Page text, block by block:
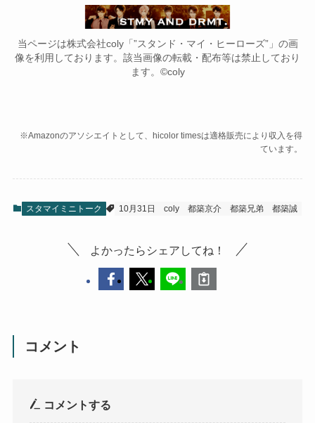
当ページは株式会社coly「”スタンド・マイ・ヒーローズ”」の画
像を利用しております。該当画像の転載・配布等は禁止しており
ます。©coly
※Amazonのアソシエイトとして、hicolor timesは適格販売により収入を得
ています。
スタマイミニトーク 10月31日 coly 都築京介 都築兄弟 都築誠
よかったらシェアしてね！
コメント
コメントする